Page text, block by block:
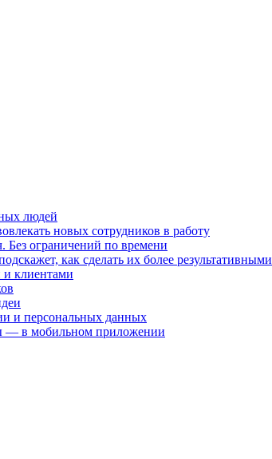
людей
новых сотрудников в работу
Без ограничений по времени
как сделать их более результативными
и клиентами
и персональных данных
— в мобильном приложении